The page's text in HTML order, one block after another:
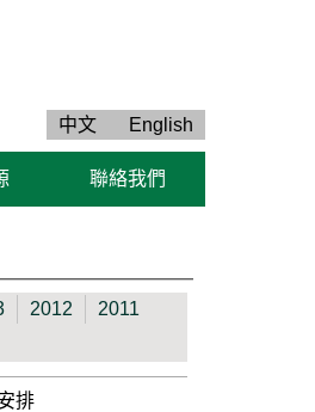
中文 English
聯絡我們
2012
2011
排